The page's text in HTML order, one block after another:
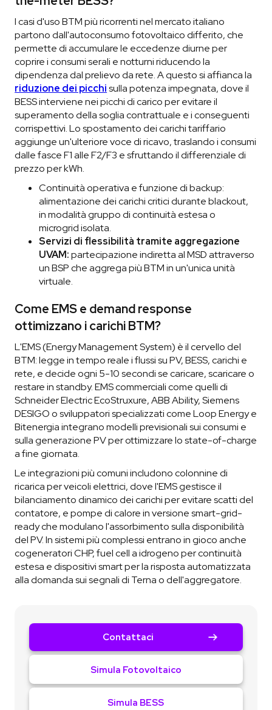
I casi d'uso BTM più ricorrenti nel mercato italiano
partono dall'autoconsumo fotovoltaico differito, che
permette di accumulare le eccedenze diurne per
coprire i consumi serali e notturni riducendo la
dipendenza dal prelievo da rete. A questo si affianca la
riduzione dei picchisulla potenza impegnata, dove il
BESS interviene nei picchi di carico per evitare il
superamento della soglia contrattuale e i conseguenti
corrispettivi. Lo spostamento dei carichi tariffario
aggiunge un'ulteriore voce di ricavo, traslando i consumi
dalle fasce F1 alle F2/F3 e sfruttando il differenziale di
prezzo per kWh.
Continuità operativa e funzione di backup:
alimentazione dei carichi critici durante blackout,
in modalità gruppo di continuità estesa o
microgrid isolata.
Servizi di flessibilità tramite aggregazione
UVAM:partecipazione indiretta al MSD attraverso
un BSP che aggrega più BTM in un'unica unità
virtuale.
Come EMS e demand response
ottimizzano i carichi BTM?
L'EMS (Energy Management System) è il cervello del
BTM: legge in tempo reale i flussi su PV, BESS, carichi e
rete, e decide ogni 5-10 secondi se caricare, scaricare o
restare in standby. EMS commerciali come quelli di
Schneider Electric EcoStruxure, ABB Ability, Siemens
DESIGO o sviluppatori specializzati come Loop Energy e
Bitenergia integrano modelli previsionali sui consumi e
sulla generazione PV per ottimizzare lo state-of-charge
a fine giornata.
Le integrazioni più comuni includono colonnine di
ricarica per veicoli elettrici, dove l'EMS gestisce il
bilanciamento dinamico dei carichi per evitare scatti del
contatore, e pompe di calore in versione smart-grid-
ready che modulano l'assorbimento sulla disponibilità
del PV. In sistemi più complessi entrano in gioco anche
cogeneratori CHP, fuel cell a idrogeno per continuità
estesa e dispositivi smart per la risposta automatizzata
alla domanda sui segnali di Terna o dell'aggregatore.
Contattaci
Simula Fotovoltaico
Simula BESS